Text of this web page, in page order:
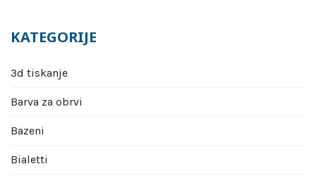
KATEGORIJE
3d tiskanje
Barva za obrvi
Bazeni
Bialetti